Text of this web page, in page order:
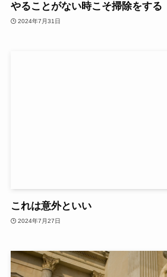
やることがない時こそ掃除をする
2024年7月31日
これは意外といい
2024年7月27日